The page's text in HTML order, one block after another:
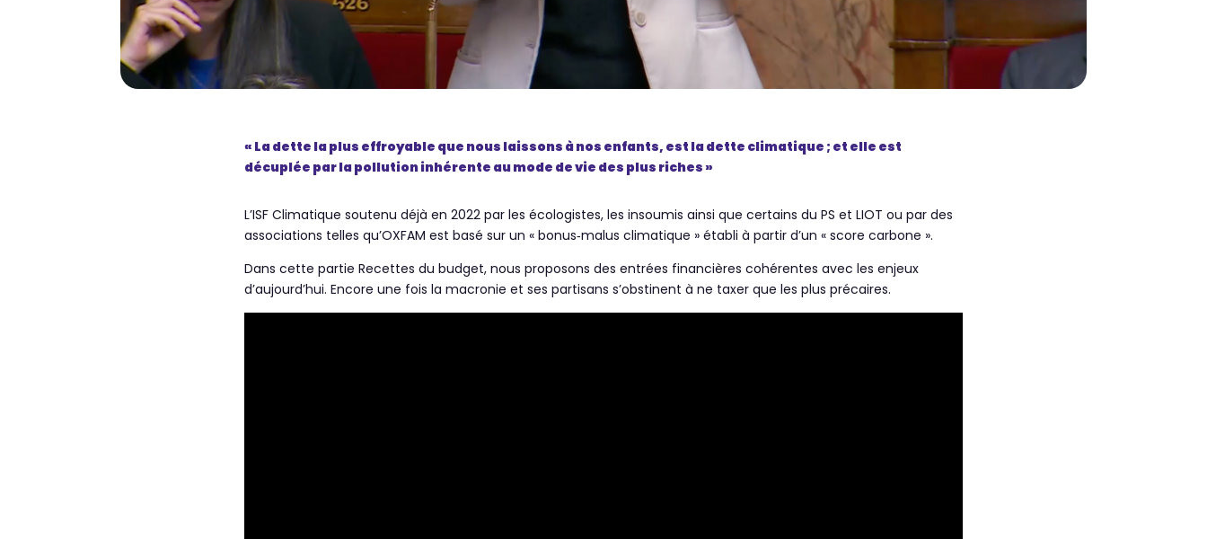
« La dette la plus effroyable que nous laissons à nos enfants, est la dette climatique ; et elle est
décuplée par la pollution inhérente au mode de vie des plus riches »
L’ISF Climatique soutenu déjà en 2022 par les écologistes, les insoumis ainsi que certains du PS et LIOT ou par des
associations telles qu’OXFAM est basé sur un « bonus‑malus climatique » établi à partir d’un « score carbone ».
Dans cette partie Recettes du budget, nous proposons des entrées financières cohérentes avec les enjeux
d’aujourd’hui. Encore une fois la macronie et ses partisans s’obstinent à ne taxer que les plus précaires.